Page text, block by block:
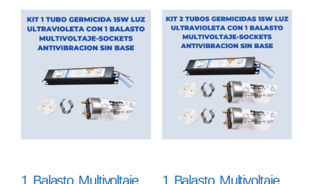
1 Balasto Multivoltaje 1 Balasto Multivoltaje